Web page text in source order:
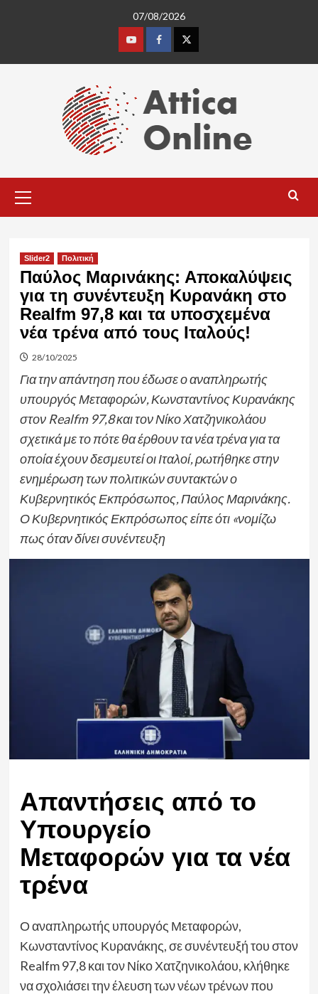
07/08/2026
YoutubeFacebookTwitter
Menu
Slider2 Πολιτική
Παύλος Μαρινάκης: Αποκαλύψεις
για τη συνέντευξη Κυρανάκη στο
Realfm 97,8 και τα υποσχεμένα
νέα τρένα από τους Ιταλούς!
28/10/2025
Για την απάντηση που έδωσε ο αναπληρωτής
υπουργός Μεταφορών, Κωνσταντίνος Κυρανάκης
στον Realfm 97,8 και τον Νίκο Χατζηνικολάου
σχετικά με το πότε θα έρθουν τα νέα τρένα για τα
οποία έχουν δεσμευτεί οι Ιταλοί, ρωτήθηκε στην
ενημέρωση των πολιτικών συντακτών ο
Κυβερνητικός Εκπρόσωπος, Παύλος Μαρινάκης.
Ο Κυβερνητικός Εκπρόσωπος είπε ότι «νομίζω
πως όταν δίνει συνέντευξη
Απαντήσεις από το
Υπουργείο
Μεταφορών για τα νέα
τρένα
Ο αναπληρωτής υπουργός Μεταφορών,
Κωνσταντίνος Κυρανάκης, σε συνέντευξή του στον
Realfm 97,8 και τον Νίκο Χατζηνικολάου, κλήθηκε
να σχολιάσει την έλευση των νέων τρένων που